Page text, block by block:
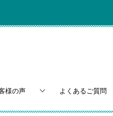
様の声 よくあるご質問